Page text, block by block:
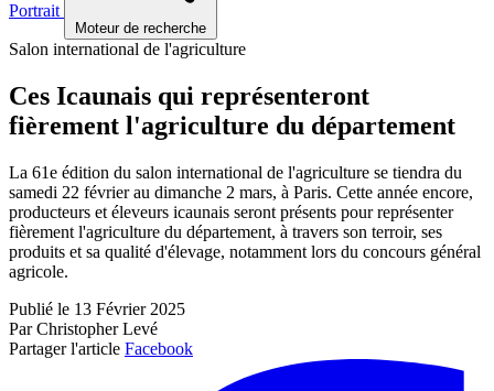
Portrait
Moteur de recherche
Salon international de l'agriculture
Ces Icaunais qui représenteront
fièrement l'agriculture du département
La 61e édition du salon international de l'agriculture se tiendra du
samedi 22 février au dimanche 2 mars, à Paris. Cette année encore,
producteurs et éleveurs icaunais seront présents pour représenter
fièrement l'agriculture du département, à travers son terroir, ses
produits et sa qualité d'élevage, notamment lors du concours général
agricole.
Publié le 13 Février 2025
Par Christopher Levé
Partager l'article Facebook